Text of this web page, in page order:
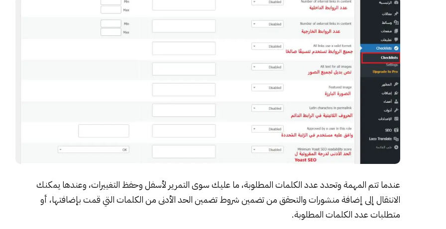
عندما تتم المهمة وتحدد عدد الكلمات المطلوبة، ما عليك سوى التمرير لأسفل وحفظ التغييرات، وعندها يمكنك
الانتقال إلى إضافة منشورات والتحقق من تضمين شروط تضمين الحد الأدنى من الكلمات التي قمت بإضافتها، أو
متطلبات عدد الكلمات المطلوبة.